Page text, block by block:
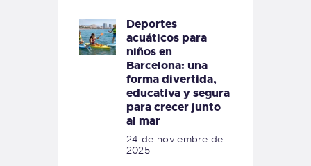
Deportes
acuáticos para
niños en
Barcelona: una
forma divertida,
educativa y segura
para crecer junto
al mar
24 de noviembre de
2025